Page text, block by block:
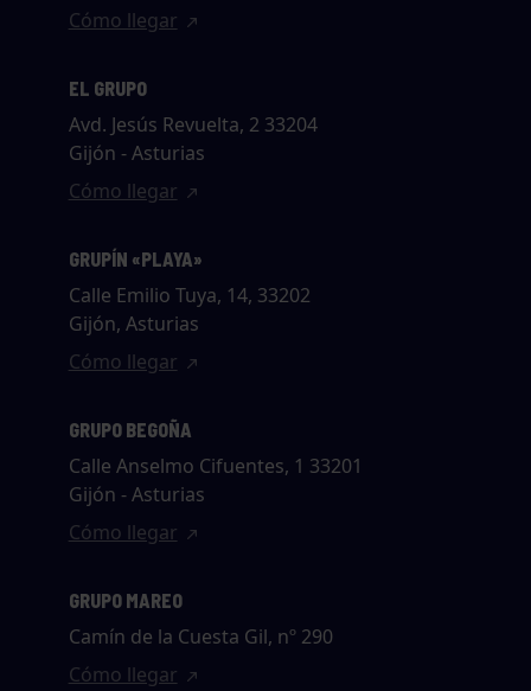
Cómo llegar
EL GRUPO
Avd. Jesús Revuelta, 2 33204
Gijón - Asturias
Cómo llegar
GRUPÍN «PLAYA»
Calle Emilio Tuya, 14, 33202
Gijón, Asturias
Cómo llegar
GRUPO BEGOÑA
Calle Anselmo Cifuentes, 1 33201
Gijón - Asturias
Cómo llegar
GRUPO MAREO
Camín de la Cuesta Gil, nº 290
Cómo llegar